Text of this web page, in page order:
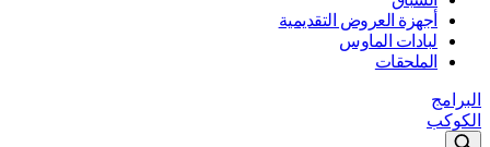
أجهزة العروض التقديمية
لبادات الماوس
الملحقات
البرامج
الكوكب